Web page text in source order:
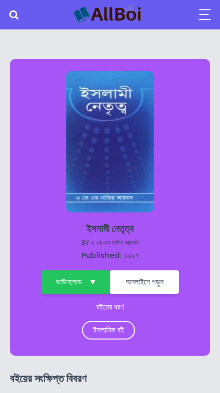
ইসলামী নেতৃত্ব
BYএ কে এম নাজির আহমদ
Published: ১৯৯৭
ডাউনলোড অনলাইনে পড়ুন
বইয়ের ধরণ
ইসলামিক বই
বইয়ের সংক্ষিপ্ত বিবরণ